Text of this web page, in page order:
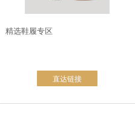
精选鞋履专区
直达链接